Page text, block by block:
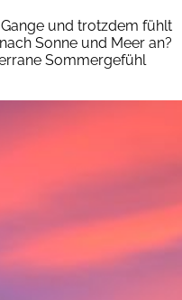
und trotzdem fühlt
Sonne und Meer an?
Sommergefühl